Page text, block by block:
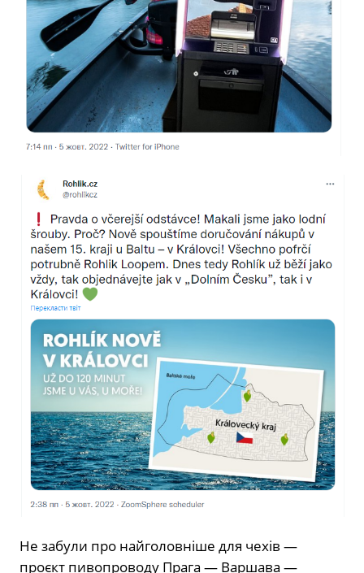
Не забули про найголовніше для чехів —
проєкт пивопроводу Прага — Варшава —